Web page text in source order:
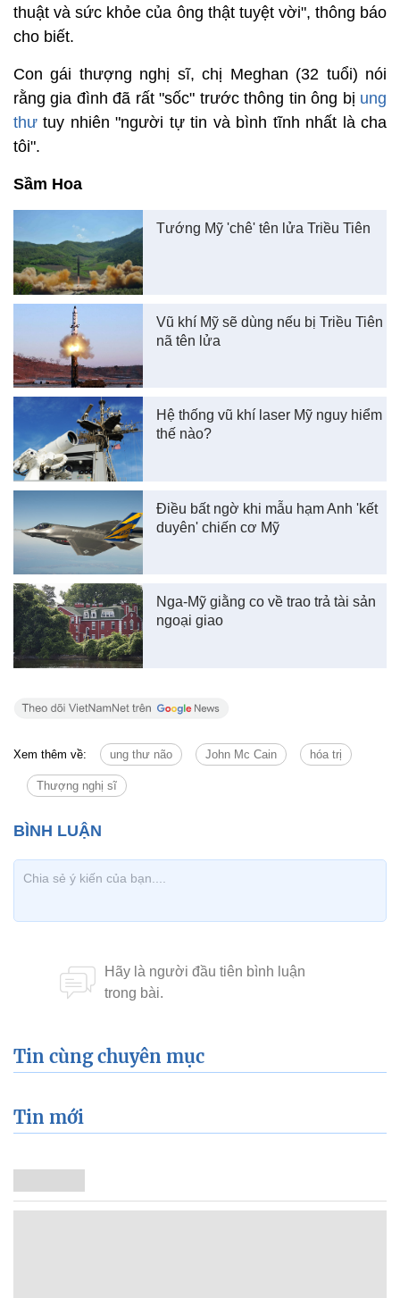
thuật và sức khỏe của ông thật tuyệt vời", thông báo
cho biết.
Con gái thượng nghị sĩ, chị Meghan (32 tuổi) nói
rằng gia đình đã rất "sốc" trước thông tin ông bị ung
thư tuy nhiên "người tự tin và bình tĩnh nhất là cha
tôi".
Sầm Hoa
Tướng Mỹ 'chê' tên lửa Triều Tiên
Vũ khí Mỹ sẽ dùng nếu bị Triều Tiên
nã tên lửa
Hệ thống vũ khí laser Mỹ nguy hiểm
thế nào?
Điều bất ngờ khi mẫu hạm Anh 'kết
duyên' chiến cơ Mỹ
Nga-Mỹ giằng co về trao trả tài sản
ngoại giao
Xem thêm về: ung thư não John Mc Cain hóa trị
Thượng nghị sĩ
Tin cùng chuyên mục
Tin mới